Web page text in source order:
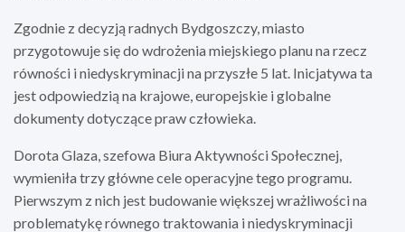
Zgodnie z decyzją radnych Bydgoszczy, miasto
przygotowuje się do wdrożenia miejskiego planu na rzecz
równości i niedyskryminacji na przyszłe 5 lat. Inicjatywa ta
jest odpowiedzią na krajowe, europejskie i globalne
dokumenty dotyczące praw człowieka.
Dorota Glaza, szefowa Biura Aktywności Społecznej,
wymieniła trzy główne cele operacyjne tego programu.
Pierwszym z nich jest budowanie większej wrażliwości na
problematykę równego traktowania i niedyskryminacji